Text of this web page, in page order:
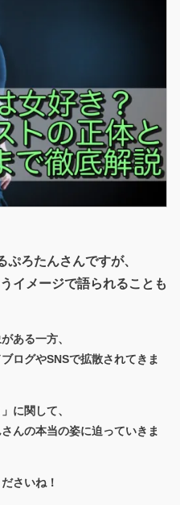
ろたんさんですが、
イメージで語られることも
ある一方、
ログやSNSで拡散されてきま
に関して、
んの本当の姿に迫っていきま
さいね！